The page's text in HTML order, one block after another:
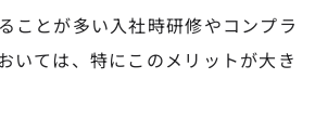
ことが多い入社時研修やコンプラ
いては、特にこのメリットが大き